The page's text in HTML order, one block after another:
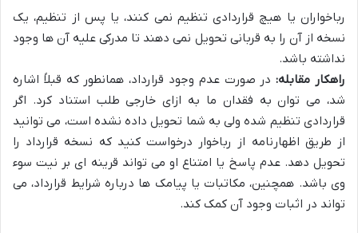
رباخواران یا هیچ قراردادی تنظیم نمی کنند، یا پس از تنظیم، یک
نسخه از آن را به قربانی تحویل نمی دهند تا مدرکی علیه آن ها وجود
نداشته باشد.
راهکار مقابله:در صورت عدم وجود قرارداد، همانطور که قبلاً اشاره
شد، می توان به فقدان ما به ازای خارجی طلب استناد کرد. اگر
قراردادی تنظیم شده ولی به شما تحویل داده نشده است، می توانید
از طریق اظهارنامه از رباخوار درخواست کنید که نسخه قرارداد را
تحویل دهد. عدم پاسخ یا امتناع او می تواند قرینه ای بر نیت سوء
وی باشد. همچنین، مکاتبات یا پیامک ها درباره شرایط قرارداد، می
تواند در اثبات وجود آن کمک کند.